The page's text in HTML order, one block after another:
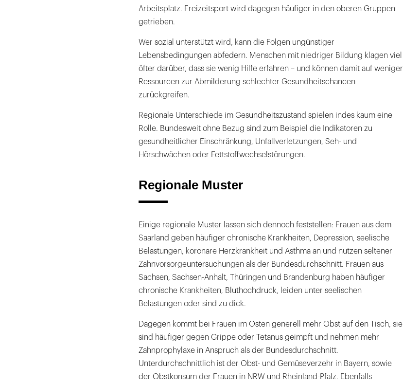
Arbeitsplatz. Freizeitsport wird dagegen häufiger in den oberen Gruppen
getrieben.
Wer sozial unterstützt wird, kann die Folgen ungünstiger
Lebensbedingungen abfedern. Menschen mit niedriger Bildung klagen viel
öfter darüber, dass sie wenig Hilfe erfahren – und können damit auf weniger
Ressourcen zur Abmilderung schlechter Gesundheitschancen
zurückgreifen.
Regionale Unterschiede im Gesundheitszustand spielen indes kaum eine
Rolle. Bundesweit ohne Bezug sind zum Beispiel die Indikatoren zu
gesundheitlicher Einschränkung, Unfallverletzungen, Seh- und
Hörschwächen oder Fettstoffwechselstörungen.
Regionale Muster
Einige regionale Muster lassen sich dennoch feststellen: Frauen aus dem
Saarland geben häufiger chronische Krankheiten, Depression, seelische
Belastungen, koronare Herzkrankheit und Asthma an und nutzen seltener
Zahnvorsorgeuntersuchungen als der Bundesdurchschnitt. Frauen aus
Sachsen, Sachsen-Anhalt, Thüringen und Brandenburg haben häufiger
chronische Krankheiten, Bluthochdruck, leiden unter seelischen
Belastungen oder sind zu dick.
Dagegen kommt bei Frauen im Osten generell mehr Obst auf den Tisch, sie
sind häufiger gegen Grippe oder Tetanus geimpft und nehmen mehr
Zahnprophylaxe in Anspruch als der Bundesdurchschnitt.
Unterdurchschnittlich ist der Obst- und Gemüseverzehr in Bayern, sowie
der Obstkonsum der Frauen in NRW und Rheinland-Pfalz. Ebenfalls